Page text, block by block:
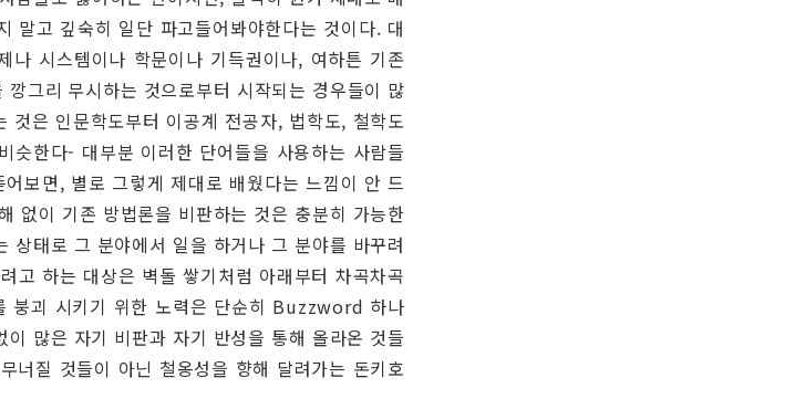
말고 깊숙히 일단 파고들어봐야한다는 것이다. 대
시스템이나 학문이나 기득권이나, 여하튼 기존
그리 무시하는 것으로부터 시작되는 경우들이 많
것은 인문학도부터 이공계 전공자, 법학도, 철학도
슷한다- 대부분 이러한 단어들을 사용하는 사람들
보면, 별로 그렇게 제대로 배웠다는 느낌이 안 드
없이 기존 방법론을 비판하는 것은 충분히 가능한
상태로 그 분야에서 일을 하거나 그 분야를 바꾸려
고 하는 대상은 벽돌 쌓기처럼 아래부터 차곡차곡
붕괴 시키기 위한 노력은 단순히 Buzzword 하나
많은 자기 비판과 자기 반성을 통해 올라온 것들
너질 것들이 아닌 철옹성을 향해 달려가는 돈키호